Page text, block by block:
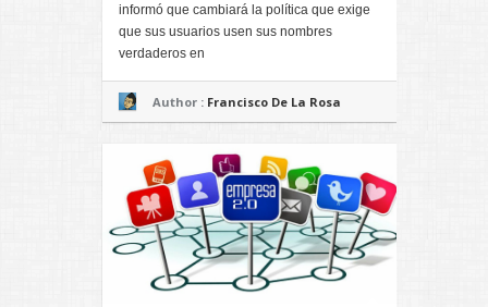
informó que cambiará la política que exige
que sus usuarios usen sus nombres
verdaderos en
Author : Francisco De La Rosa